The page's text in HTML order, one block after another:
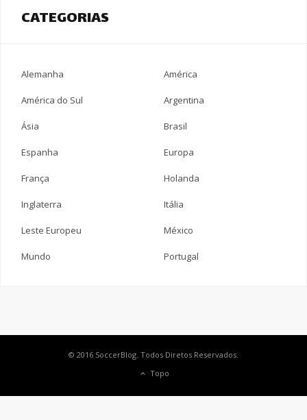
CATEGORIAS
Alemanha América
América do Sul Argentina
Ásia Brasil
Espanha Europa
França Holanda
Inglaterra Itália
Leste Europeu México
Mundo Portugal
© 2016 SoccerBlog. Todos Diretos Reservados.
Topo